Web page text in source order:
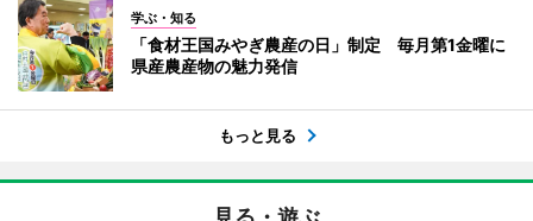
学ぶ・知る
「食材王国みやぎ農産の日」制定 毎月第1金曜に
県産農産物の魅力発信
もっと見る